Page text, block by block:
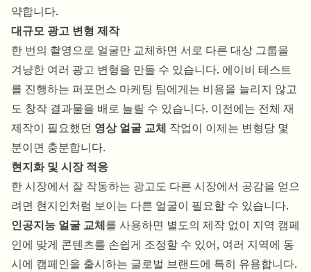
약합니다.
대규모 광고 변형 제작
한 번의 촬영으로 얼굴만 교체하면 서로 다른 대상 그룹을
겨냥한 여러 광고 변형을 만들 수 있습니다. 에이비 테스트
를 진행하는 퍼포먼스 마케팅 팀에게는 비용을 늘리지 않고
도 창작 결과물을 배로 늘릴 수 있습니다. 이전에는 전체 재
제작이 필요했던 영상 얼굴 교체 작업이 이제는 변형당 몇
분이면 충분합니다.
현지화 및 시장 적응
한 시장에서 잘 작동하는 광고도 다른 시장에서 공감을 얻으
려면 현지인처럼 보이는 다른 얼굴이 필요할 수 있습니다.
인공지능 얼굴 교체를 사용하면 별도의 제작 없이 지역 캠페
인에 맞게 콘텐츠를 손쉽게 조정할 수 있어, 여러 지역에 동
시에 캠페인을 출시하는 글로벌 브랜드에 특히 유용합니다.